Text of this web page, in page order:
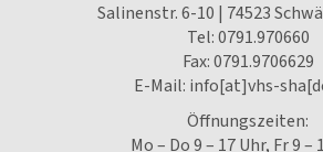
Salinenstr. 6-10 | 74523
Tel:0791.970660
Fax: 0791.9706629
E-Mail: info[at]vhs-
Öffnungszeiten:
Mo – Do 9 – 17 Uhr, Fr 9 –